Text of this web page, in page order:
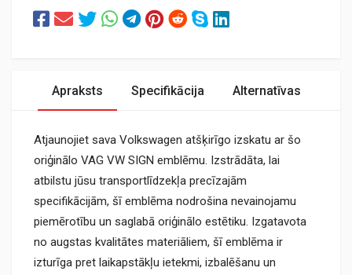
Apraksts Specifikācija Alternatīvas
Atjaunojiet sava Volkswagen atšķirīgo izskatu ar šo
oriģinālo VAG VW SIGN emblēmu. Izstrādāta, lai
atbilstu jūsu transportlīdzekļa precīzajām
specifikācijām, šī emblēma nodrošina nevainojamu
piemērotību un saglabā oriģinālo estētiku. Izgatavota
no augstas kvalitātes materiāliem, šī emblēma ir
izturīga pret laikapstākļu ietekmi, izbalēšanu un